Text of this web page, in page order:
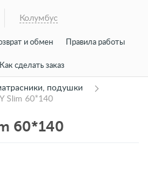
Колумбус
и обмен Правила работы
Как сделать заказ
подушки
Slim 60*140
60*140